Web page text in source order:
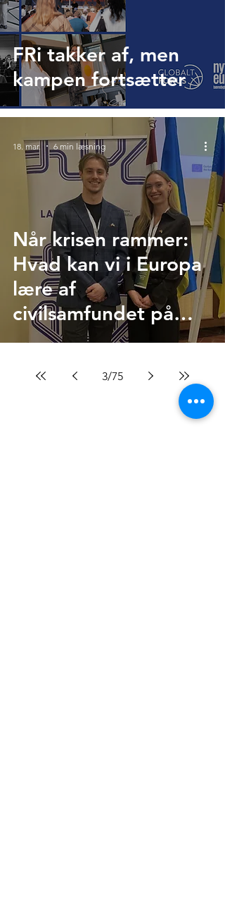
FRi takker af, men
kampen fortsætter
Når krisen rammer:
Hvad kan vi i Europa
lære af
civilsamfundet på
frontlinjen?
18. mar. 6 min læsning
3/75